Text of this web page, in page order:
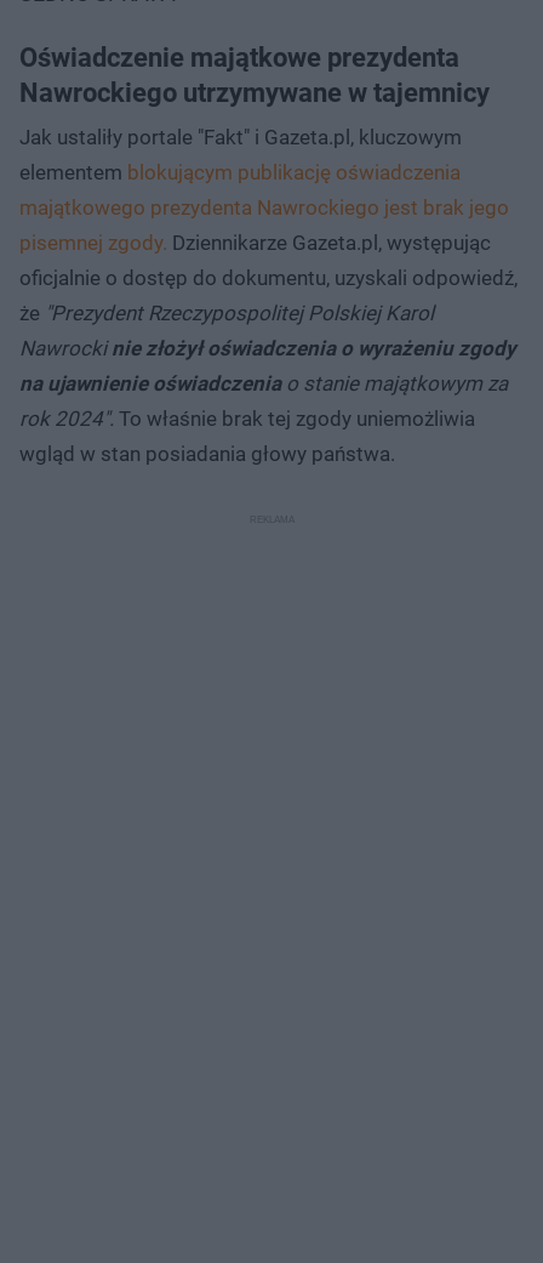
Oświadczenie majątkowe prezydenta
Nawrockiego utrzymywane w tajemnicy
Jak ustaliły portale "Fakt" i Gazeta.pl, kluczowym
elementem blokującym publikację oświadczenia
majątkowego prezydenta Nawrockiego jest brak jego
pisemnej zgody. Dziennikarze Gazeta.pl, występując
oficjalnie o dostęp do dokumentu, uzyskali odpowiedź,
że "Prezydent Rzeczypospolitej Polskiej Karol
Nawrockinie złożył oświadczenia o wyrażeniu zgody
na ujawnienie oświadczeniao stanie majątkowym za
rok 2024". To właśnie brak tej zgody uniemożliwia
wgląd w stan posiadania głowy państwa.